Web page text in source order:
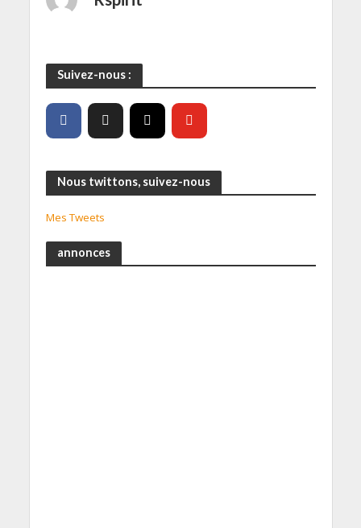
Suivez-nous :
Nous twittons, suivez-nous
Mes Tweets
annonces